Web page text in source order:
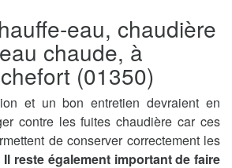
eau, chaudière
chaude, à
(01350)
et un bon entretien devraient en
contre les fuites chaudière car ces
de conserver correctement les
Il reste également important de faire